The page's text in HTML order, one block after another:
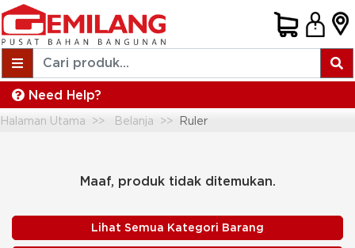
Need Help?
Halaman Utama Belanja Ruler
Maaf, produk tidak ditemukan.
Lihat Semua Kategori Barang